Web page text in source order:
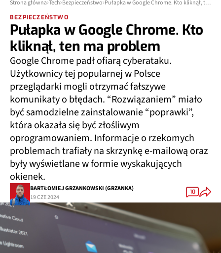
Strona główna Tech Bezpieczeństwo Pułapka w Google Chrome. Kto kliknął, ten ma problem
BEZPIECZEŃSTWO
Pułapka w Google Chrome. Kto
kliknął, ten ma problem
Google Chrome padł ofiarą cyberataku.
Użytkownicy tej popularnej w Polsce
przeglądarki mogli otrzymać fałszywe
komunikaty o błędach. “Rozwiązaniem” miało
być samodzielne zainstalowanie “poprawki”,
która okazała się być złośliwym
oprogramowaniem. Informacje o rzekomych
problemach trafiały na skrzynkę e-mailową oraz
były wyświetlane w formie wyskakujących
okienek.
BARTŁOMIEJ GRZANKOWSKI (GRZANKA)
19 CZE 2024
10